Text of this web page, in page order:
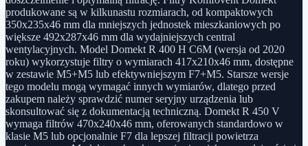
produkowane są w kilkunastu rozmiarach, od kompaktowych
350x235x46 mm dla mniejszych jednostek mieszkaniowych po
większe 492x287x46 mm dla wydajniejszych central
wentylacyjnych. Model Domekt R 400 H C6M (wersja od 2020
roku) wykorzystuje filtry o wymiarach 417x210x46 mm, dostępne
w zestawie M5+M5 lub efektywniejszym F7+M5. Starsze wersje
tego modelu mogą wymagać innych wymiarów, dlatego przed
zakupem należy sprawdzić numer seryjny urządzenia lub
skonsultować się z dokumentacją techniczną. Domekt R 450 V
wymaga filtrów 470x240x46 mm, oferowanych standardowo w
klasie M5 lub opcjonalnie F7 dla lepszej filtracji powietrza